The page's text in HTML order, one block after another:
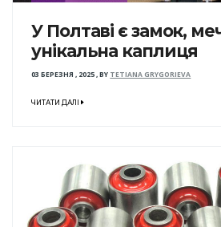
У Полтаві є замок,
унікальна каплиця
03 БЕРЕЗНЯ , 2025,BY TETIANA GRYGORIEVA
ЧИТАТИ ДАЛІ